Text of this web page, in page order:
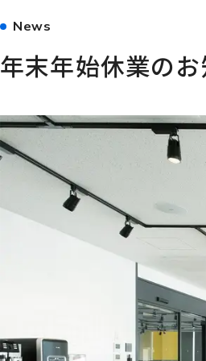
News
年末年始休業の